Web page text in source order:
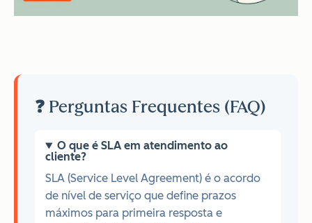
❓ Perguntas Frequentes (FAQ)
O que é SLA em atendimento ao
cliente?
SLA (Service Level Agreement) é o acordo
de nível de serviço que define prazos
máximos para primeira resposta e